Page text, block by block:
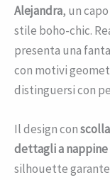
Alejandra, un
stile boho-chic.
presenta una
con motivi
distinguersi con
Il design con
dettagli a nappine
silhouette